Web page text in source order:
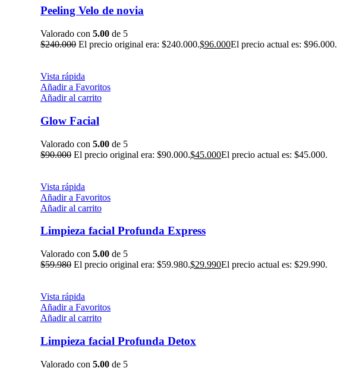
Peeling Velo de novia
Valorado con 5.00 de 5
$240.000 El precio original era: $240.000.$96.000El precio actual es: $96.000.
Vista rápida
Añadir a Favoritos
Añadir al carrito
Glow Facial
Valorado con 5.00 de 5
$90.000 El precio original era: $90.000.$45.000El precio actual es: $45.000.
Vista rápida
Añadir a Favoritos
Añadir al carrito
Limpieza facial Profunda Express
Valorado con 5.00 de 5
$59.980 El precio original era: $59.980.$29.990El precio actual es: $29.990.
Vista rápida
Añadir a Favoritos
Añadir al carrito
Limpieza facial Profunda Detox
Valorado con 5.00 de 5